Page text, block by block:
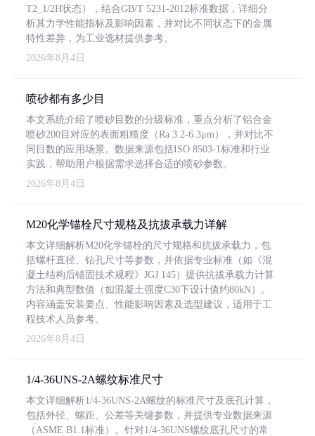
T2_1/2H状态），结合GB/T 5231-2012标准数据，详细分
析其力学性能指标及影响因素，并对比不同状态下的金属
特性差异，为工业选材提供参考。
2026年8月4日
喷砂都有多少目
本文系统介绍了喷砂目数的分级标准，重点分析了铝合金
喷砂200目对应的表面粗糙度（Ra 3.2-6.3μm），并对比不
同目数的应用场景。数据来源包括ISO 8503-1标准和行业
实践，帮助用户根据需求选择合适的喷砂参数。
2026年8月4日
M20化学锚栓尺寸规格及抗拔承载力详解
本文详细解析M20化学锚栓的尺寸规格和抗拔承载力，包
括螺杆直径、钻孔尺寸等参数，并依据专业标准（如《混
凝土结构后锚固技术规程》JGJ 145）提供抗拔承载力计算
方法和典型数值（如混凝土强度C30下设计值约80kN）。
内容涵盖安装要点、性能影响因素及选型建议，适用于工
程技术人员参考。
2026年8月4日
1/4-36UNS-2A螺纹标准尺寸
本文详细解析1/4-36UNS-2A螺纹的标准尺寸及底孔计算，
包括外径、螺距、公差等关键参数，并提供专业数据来源
（ASME B1.1标准）。针对1/4-36UNS螺纹底孔尺寸的常